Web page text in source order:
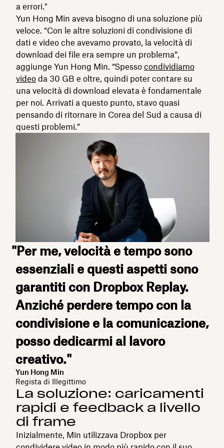
a errori."
Yun Hong Min aveva bisogno di una soluzione più
veloce. “Con le altre soluzioni di condivisione di
dati e video che avevamo provato, la velocità di
download dei file era sempre un problema”,
aggiunge Yun Hong Min. “Spesso condividiamo
video da 30 GB e oltre, quindi poter contare su
una velocità di download elevata è fondamentale
per noi. Arrivati a questo punto, stavo quasi
pensando di ritornare in Corea del Sud a causa di
questi problemi.”
"Per me, velocità e tempo sono
essenziali e questi aspetti sono
garantiti con Dropbox Replay.
Anziché perdere tempo con la
condivisione e la comunicazione,
posso dedicarmi al lavoro
creativo."
Yun Hong Min
Regista di Illegittimo
La soluzione: caricamenti
rapidi e feedback a livello
di frame
Inizialmente, Min utilizzava Dropbox per